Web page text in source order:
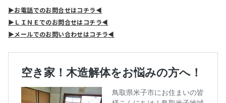
▶お電話でのお問合せはコチラ◀
▶ＬＩＮＥでのお問合せはコチラ◀
▶メールでのお問い合わせはコチラ◀